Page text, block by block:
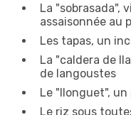
La "sobrasada",
assaisonnée au
Les tapas, un
La "caldera de
de langoustes
Le "llonguet",
Le riz sous